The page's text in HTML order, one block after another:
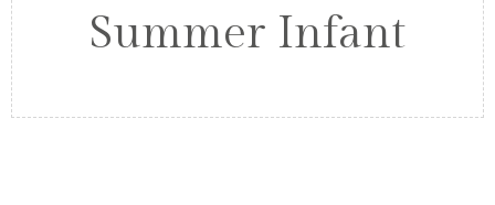
Summer Infant